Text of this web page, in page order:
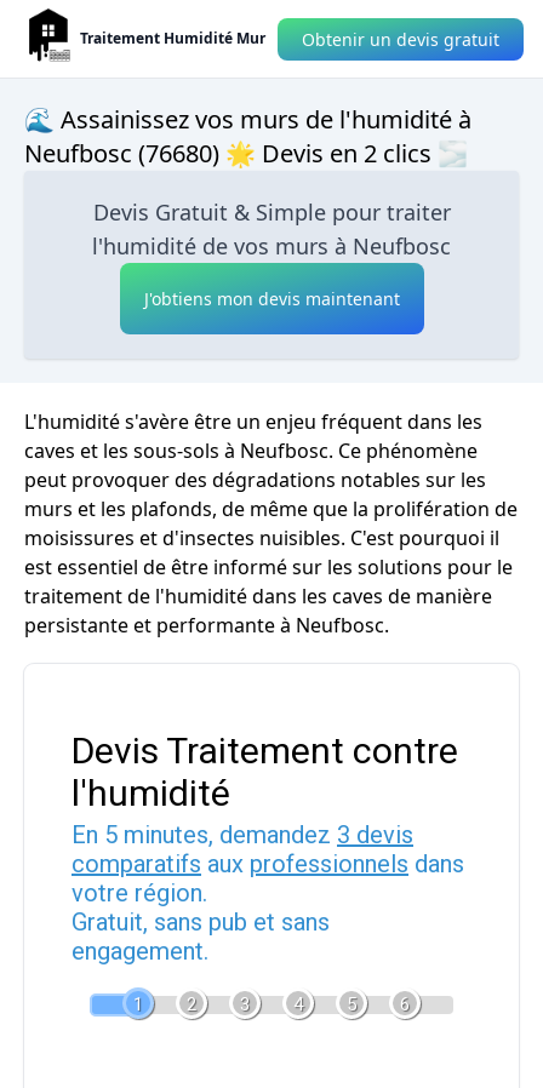
Traitement Humidité Mur Obtenir un devis gratuit
🌊 Assainissez vos murs de l'humidité à
Neufbosc (76680) 🌟 Devis en 2 clics 🌫
Devis Gratuit & Simple pour traiter
l'humidité de vos murs à Neufbosc
J'obtiens mon devis maintenant
L'humidité s'avère être un enjeu fréquent dans les
caves et les sous-sols à Neufbosc. Ce phénomène
peut provoquer des dégradations notables sur les
murs et les plafonds, de même que la prolifération de
moisissures et d'insectes nuisibles. C'est pourquoi il
est essentiel de être informé sur les solutions pour le
traitement de l'humidité dans les caves de manière
persistante et performante à Neufbosc.
Devis Traitement contre
l'humidité
En 5 minutes, demandez 3 devis
comparatifs aux professionnels dans
votre région.
Gratuit, sans pub et sans
engagement.
1 2 3 4 5 6